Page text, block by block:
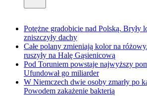
Potężne gradobicie nad Polską. Bryły
zniszczyły dachy
Całe polany zmieniają kolor na
ruszyły na Halę Gąsienicową
Pod Toruniem powstaje najwyższy
Ufundował go miliarder
W Niemczech dwie osoby zmarły po
Powodem zakażenie bakterią